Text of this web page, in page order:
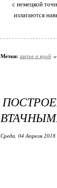
с немецкой
излагаются
Метки: шитье и крой
Среда, 04 Апреля 2018